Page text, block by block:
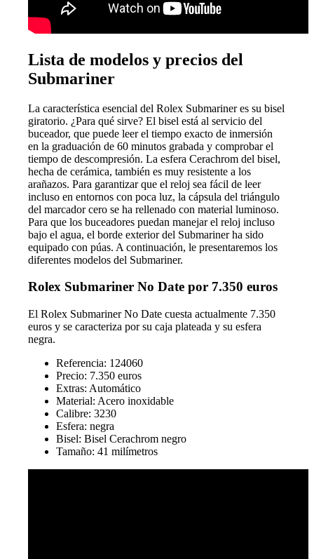
Lista de modelos y precios del
Submariner
La característica esencial del Rolex Submariner es su bisel
giratorio. ¿Para qué sirve? El bisel está al servicio del
buceador, que puede leer el tiempo exacto de inmersión
en la graduación de 60 minutos grabada y comprobar el
tiempo de descompresión. La esfera Cerachrom del bisel,
hecha de cerámica, también es muy resistente a los
arañazos. Para garantizar que el reloj sea fácil de leer
incluso en entornos con poca luz, la cápsula del triángulo
del marcador cero se ha rellenado con material luminoso.
Para que los buceadores puedan manejar el reloj incluso
bajo el agua, el borde exterior del Submariner ha sido
equipado con púas. A continuación, le presentaremos los
diferentes modelos del Submariner.
Rolex Submariner No Date por 7.350 euros
El Rolex Submariner No Date cuesta actualmente 7.350
euros y se caracteriza por su caja plateada y su esfera
negra.
Referencia: 124060
Precio: 7.350 euros
Extras: Automático
Material: Acero inoxidable
Calibre: 3230
Esfera: negra
Bisel: Bisel Cerachrom negro
Tamaño: 41 milímetros